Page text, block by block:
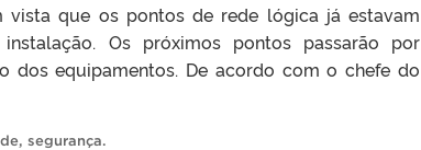
vista que os pontos de rede lógica já estavam
Os próximos pontos passarão por
dos equipamentos. De acordo com o chefe do
, segurança.